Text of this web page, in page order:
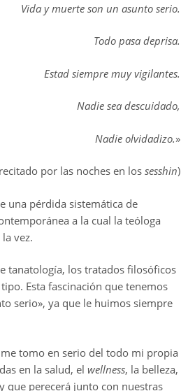
Vida y muerte son un asunto serio.
Todo pasa deprisa.
Estad siempre muy vigilantes.
Nadie sea descuidado,
Nadie olvidadizo.»
por las noches en lossesshin)
una pérdida sistemática de
a la cual la teóloga
vez.
tanatología, los tratados filosóficos
Esta fascinación que tenemos
serio», ya que le huimos siempre
tomo en serio del todo mi propia
en la salud, el wellness, la belleza,
que perecerá junto con nuestras